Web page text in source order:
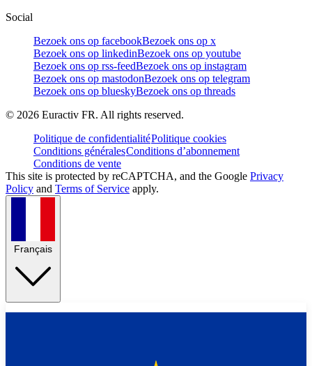
Social
Bezoek ons op facebookBezoek ons op x
Bezoek ons op linkedinBezoek ons op youtube
Bezoek ons op rss-feedBezoek ons op instagram
Bezoek ons op mastodonBezoek ons op telegram
Bezoek ons op blueskyBezoek ons op threads
© 2026 Euractiv FR. All rights reserved.
Politique de confidentialitéPolitique cookies
Conditions généralesConditions d’abonnement
Conditions de vente
This site is protected by reCAPTCHA, and the Google Privacy
Policy and Terms of Service apply.
Français